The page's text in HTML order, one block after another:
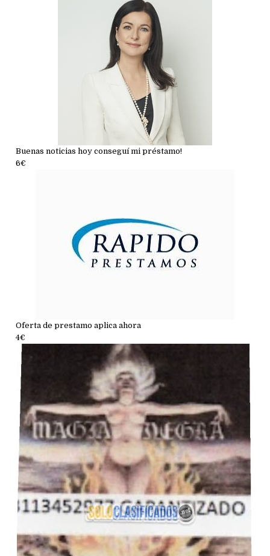
Buenas noticias hoy conseguí mi préstamo!
6€
Oferta de prestamo aplica ahora
4€